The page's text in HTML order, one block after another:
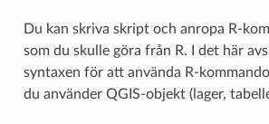
Du kan skriva skript och anropa R-
som du skulle göra från R. I det här
syntaxen för att använda R-
du använder QGIS-objekt (lager,